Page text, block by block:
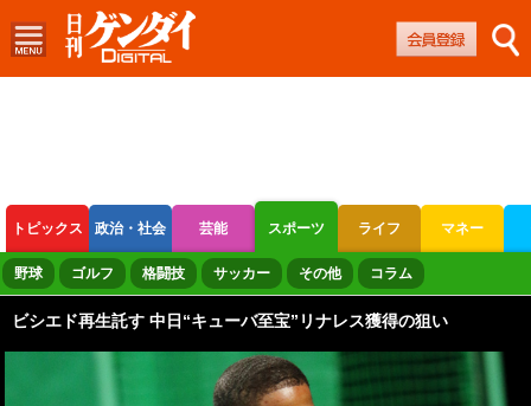
トピックス 政治・社会 芸能 スポーツ ライフ マネー
ボートレース 競輪 オートレース
野球 ゴルフ 格闘技 サッカー その他 コラム
ビシエド再生託す 中日“キューバ至宝”リナレス獲得の狙い